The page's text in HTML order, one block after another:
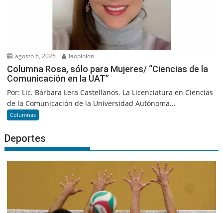
agosto 6, 2026 laopinion
Columna Rosa, sólo para Mujeres/ “Ciencias de la
Comunicación en la UAT”
Por: Lic. Bárbara Lera Castellanos. La Licenciatura en Ciencias
de la Comunicación de la Universidad Autónoma...
Columnas
Deportes